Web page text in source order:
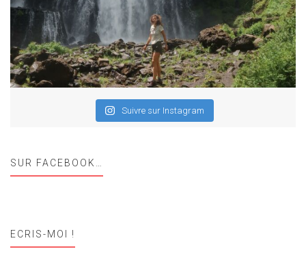
Suivre sur Instagram
SUR FACEBOOK…
ECRIS-MOI !